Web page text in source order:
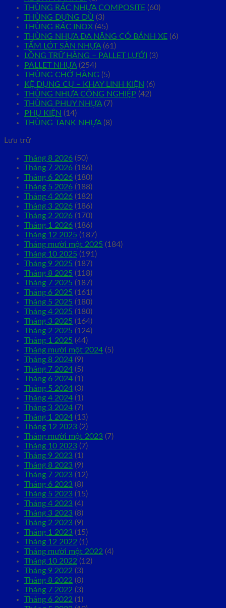
THÙNG RÁC NHỰA COMPOSITE (60)
THÙNG ĐỰNG DÙ (3)
THÙNG RÁC INOX (45)
THÙNG NHỰA ĐA NĂNG CÓ BÁNH XE (6)
TẤM LÓT SÀN NHỰA (61)
LỒNG TRỮ HÀNG – PALLET LƯỚI
(3)
PALLET NHỰA (254)
THÙNG CHỞ HÀNG (5)
KỆ DỤNG CỤ – KHAY LINH KIỆN (6)
THÙNG NHỰA CÔNG NGHIỆP (42)
THÙNG PHUY NHỰA (7)
PHỤ KIỆN (14)
THÙNG TANK NHỰA (8)
Lưu trữ
Tháng 8 2026 (50)
Tháng 7 2026 (186)
Tháng 6 2026 (180)
Tháng 5 2026 (188)
Tháng 4 2026 (182)
Tháng 3 2026 (186)
Tháng 2 2026 (170)
Tháng 1 2026 (186)
Tháng 12 2025 (187)
Tháng mười một 2025 (184)
Tháng 10 2025 (191)
Tháng 9 2025 (187)
Tháng 8 2025 (118)
Tháng 7 2025 (187)
Tháng 6 2025 (161)
Tháng 5 2025 (180)
Tháng 4 2025 (180)
Tháng 3 2025 (164)
Tháng 2 2025 (124)
Tháng 1 2025 (44)
Tháng mười một 2024 (5)
Tháng 8 2024 (9)
Tháng 7 2024 (5)
Tháng 6 2024 (1)
Tháng 5 2024 (3)
Tháng 4 2024 (1)
Tháng 3 2024 (7)
Tháng 1 2024 (13)
Tháng 12 2023 (2)
Tháng mười một 2023 (7)
Tháng 10 2023 (7)
Tháng 9 2023 (1)
Tháng 8 2023 (9)
Tháng 7 2023 (12)
Tháng 6 2023 (8)
Tháng 5 2023 (15)
Tháng 4 2023 (4)
Tháng 3 2023 (8)
Tháng 2 2023 (9)
Tháng 1 2023 (15)
Tháng 12 2022 (1)
Tháng mười một 2022 (4)
Tháng 10 2022 (12)
Tháng 9 2022 (3)
Tháng 8 2022 (8)
Tháng 7 2022 (3)
Tháng 6 2022 (1)